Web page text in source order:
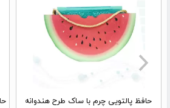
حافظ پالتویی چرم با ساک طرح هندوانه